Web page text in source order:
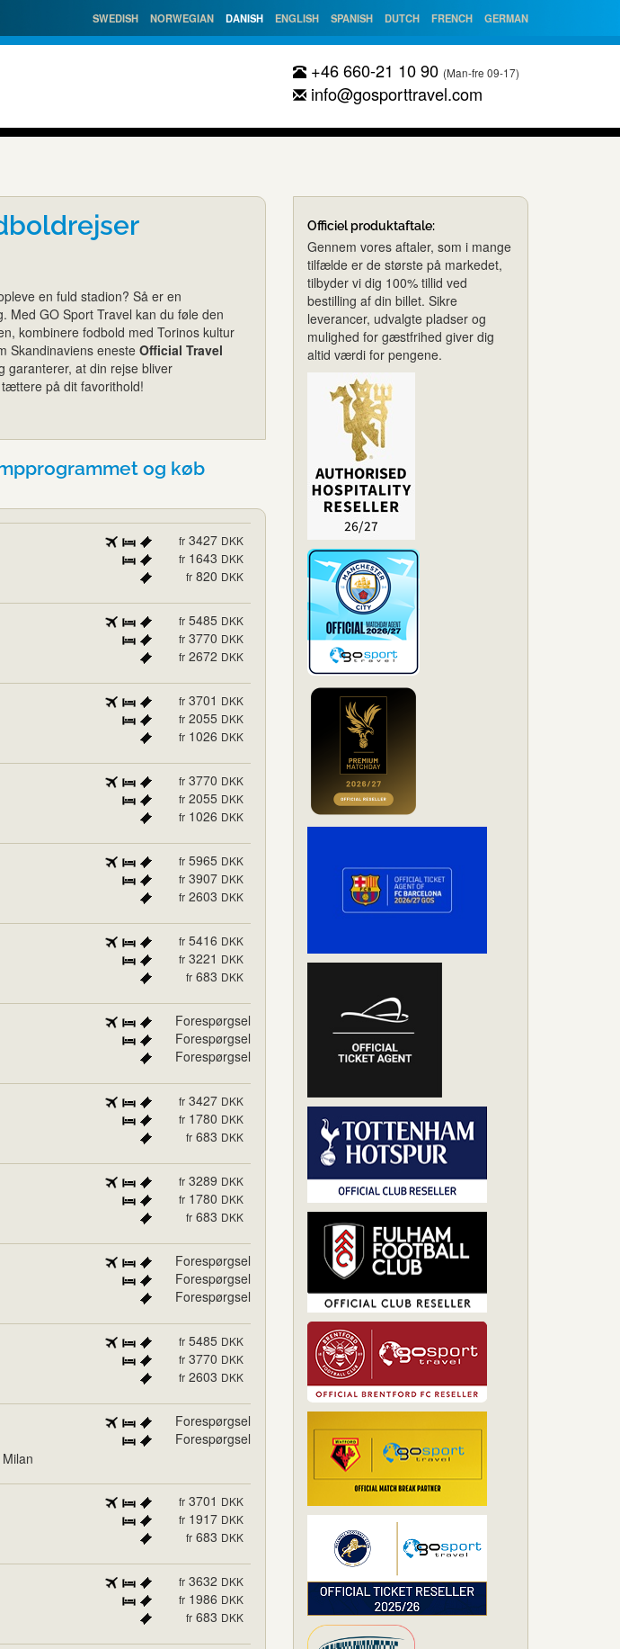
SWEDISH NORWEGIAN DANISH ENGLISH SPANISH DUTCH FRENCH GERMAN
+46 660-21 10 90 (Man-fre 09-17)
info@gosporttravel.com
en fuld stadion? Så er en
Med GO Sport Travel kan du føle den
kombinere fodbold med Torinos kultur
Skandinaviens eneste Official Travel
garanterer, at din rejse bliver
på dit favorithold!
og køb
fr 3427 DKK
fr 1643 DKK
fr 820 DKK
fr 5485 DKK
fr 3770 DKK
fr 2672 DKK
fr 3701 DKK
fr 2055 DKK
fr 1026 DKK
fr 3770 DKK
fr 2055 DKK
fr 1026 DKK
fr 5965 DKK
fr 3907 DKK
fr 2603 DKK
fr 5416 DKK
fr 3221 DKK
fr 683 DKK
Forespørgsel
Forespørgsel
Forespørgsel
fr 3427 DKK
fr 1780 DKK
fr 683 DKK
fr 3289 DKK
fr 1780 DKK
fr 683 DKK
Forespørgsel
Forespørgsel
Forespørgsel
fr 5485 DKK
fr 3770 DKK
fr 2603 DKK
Forespørgsel
Forespørgsel
fr 3701 DKK
fr 1917 DKK
fr 683 DKK
fr 3632 DKK
fr 1986 DKK
fr 683 DKK
Officiel produktaftale:
Gennem vores aftaler, som i mange
tilfælde er de største på markedet,
tilbyder vi dig 100% tillid ved
bestilling af din billet. Sikre
leverancer, udvalgte pladser og
mulighed for gæstfrihed giver dig
altid værdi for pengene.